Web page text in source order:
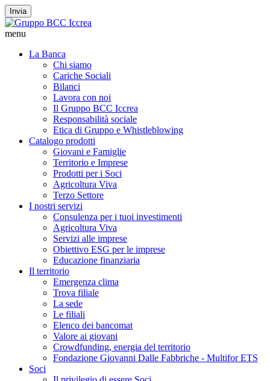
Invia
menu
La Banca
Chi siamo
Cariche Sociali
Bilanci
Lavora con noi
Il Gruppo BCC Iccrea
Responsabilità sociale
Etica di Gruppo e Whistleblowing
Catalogo prodotti
Giovani e Famiglie
Territorio e Imprese
Prodotti per i Soci
Agricoltura Viva
Terzo Settore
I nostri servizi
Consulenza per i tuoi investimenti
Agricoltura Viva
Servizi alle imprese
Obiettivo ESG per le imprese
Educazione finanziaria
Il territorio
Emergenza clima
Trova filiale
La sede
Le filiali
Elenco dei bancomat
Valore ai giovani
Crowdfunding, energia del territorio
Fondazione Giovanni Dalle Fabbriche - Multifor ETS
Soci